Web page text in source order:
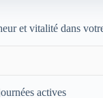
et vitalité dans
actives